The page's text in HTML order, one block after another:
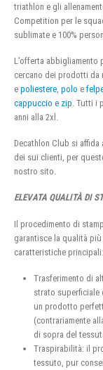
triathlon e gli
Competition per le
sublimate e 100%
L’offerta
cercano dei prodotti
e poliestere polo e
cappuccio e zip . Tutti
anni alla 2xl.
Decathlon Club si
dei sui clienti, per
nostro sito.
ELEVATA QUALITÀ DI
Il procedimento di
garantisce la qualità più
caratteristiche principali:
Trasferimento di
strato superficiale
un prodotto
(contrariamente
di sopra del
Traspirabilità: il
tessuto, pur